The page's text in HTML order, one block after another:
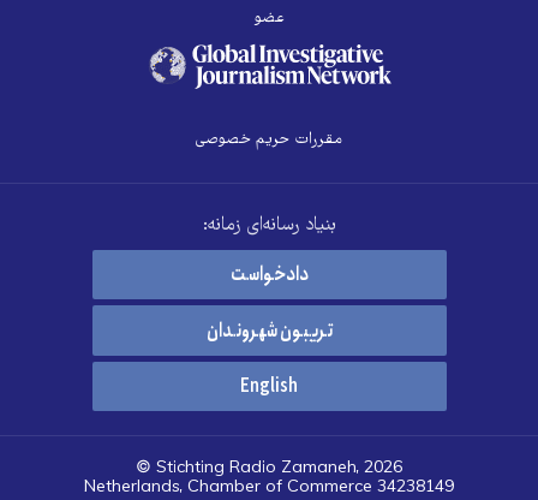
عضو
مقررات حریم خصوصی
بنیاد رسانه‌ای زمانه:
دادخواست
تریبون شهروندان
English
© Stichting Radio Zamaneh, 2026
Netherlands, Chamber of Commerce 34238149